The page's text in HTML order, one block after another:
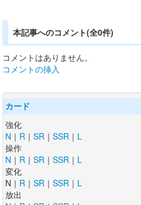
本記事へのコメント(全0件)
コメントはありません。
コメントの挿入
カード
強化
N ｜ R ｜ SR ｜ SSR ｜ L
操作
N ｜ R ｜ SR ｜ SSR ｜ L
変化
N｜ R ｜ SR ｜ SSR ｜ L
放出